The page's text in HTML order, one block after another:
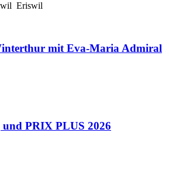
Eriswil
mit Eva-Maria Admiral
PRIX PLUS 2026